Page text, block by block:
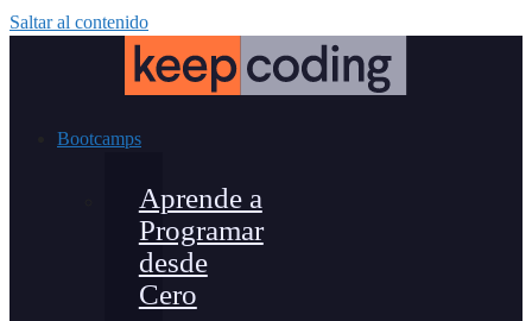
Saltar al contenido
Bootcamps
Aprende a
Programar
desde
Cero